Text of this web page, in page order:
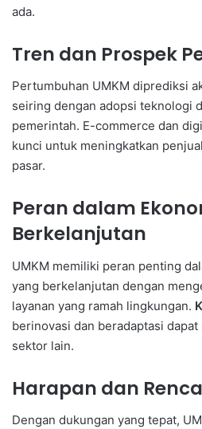
ada.
Tren dan Prospek
Pertumbuhan UMKM diprediksi
seiring dengan adopsi teknologi
pemerintah. E-commerce dan
kunci untuk meningkatkan
pasar.
Peran dalam
Berkelanjutan
UMKM memiliki peran penting
yang berkelanjutan dengan
layanan yang ramah lingkungan.
berinovasi dan beradaptasi
sektor lain.
Harapan dan
Dengan dukungan yang tepat,